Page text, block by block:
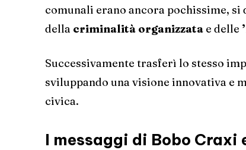
comunali erano ancora pochissime,
della criminalità organizzata e delle
Successivamente trasferì lo stesso
sviluppando una visione innovativa e
civica.
I messaggi di Bobo